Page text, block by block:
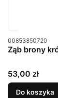
Kod produktu
00853850720
Ząb brony
Cena
53,00 zł
Do koszyka